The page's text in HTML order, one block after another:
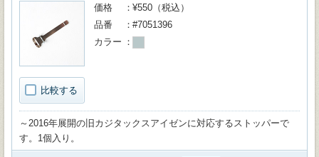
比較する
価格
¥550（税込）
品番
#7051396
カラー
～2016年展開の旧カジタックスアイゼンに対応するストッパーで
す。1個入り。